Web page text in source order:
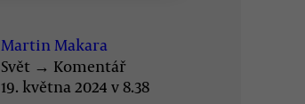
Martin Makara
Svět → Komentář
19. května 2024 v 8.38